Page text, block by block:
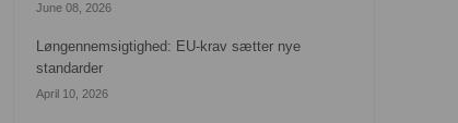
June 08, 2026
Løngennemsigtighed: EU-krav sætter nye
standarder
April 10, 2026